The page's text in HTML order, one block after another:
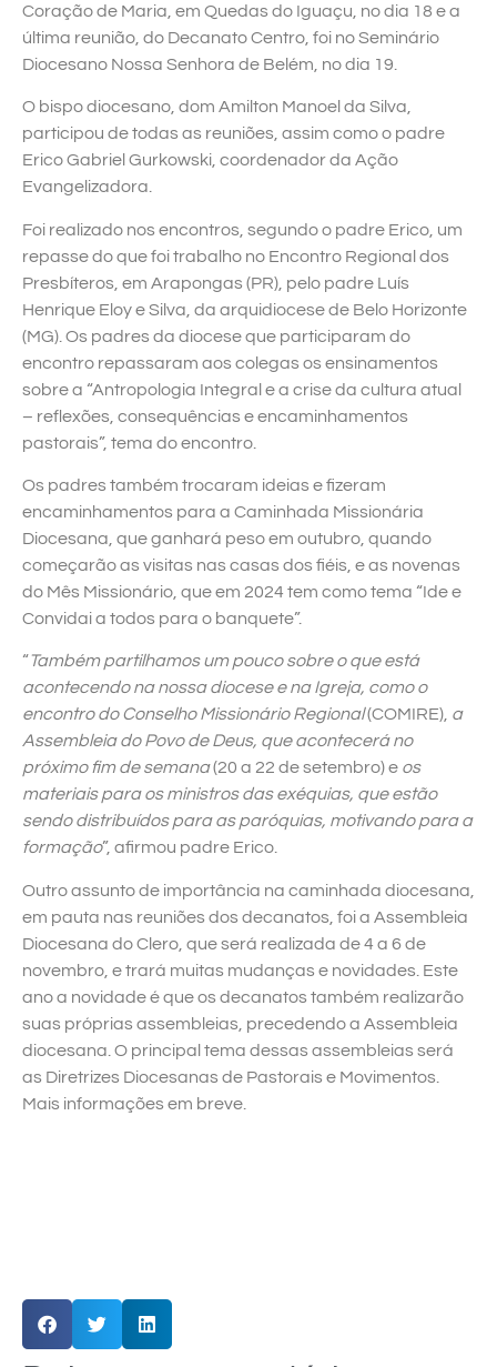
Coração de Maria, em Quedas do Iguaçu, no dia 18 e a
última reunião, do Decanato Centro, foi no Seminário
Diocesano Nossa Senhora de Belém, no dia 19.
O bispo diocesano, dom Amilton Manoel da Silva,
participou de todas as reuniões, assim como o padre
Erico Gabriel Gurkowski, coordenador da Ação
Evangelizadora.
Foi realizado nos encontros, segundo o padre Erico, um
repasse do que foi trabalho no Encontro Regional dos
Presbíteros, em Arapongas (PR), pelo padre Luís
Henrique Eloy e Silva, da arquidiocese de Belo Horizonte
(MG). Os padres da diocese que participaram do
encontro repassaram aos colegas os ensinamentos
sobre a “Antropologia Integral e a crise da cultura atual
– reflexões, consequências e encaminhamentos
pastorais”, tema do encontro.
Os padres também trocaram ideias e fizeram
encaminhamentos para a Caminhada Missionária
Diocesana, que ganhará peso em outubro, quando
começarão as visitas nas casas dos fiéis, e as novenas
do Mês Missionário, que em 2024 tem como tema “Ide e
Convidai a todos para o banquete”.
“Também partilhamos um pouco sobre o que está
acontecendo na nossa diocese e na Igreja, como o
encontro do Conselho Missionário Regional(COMIRE), a
Assembleia do Povo de Deus, que acontecerá no
próximo fim de semana(20 a 22 de setembro) e os
materiais para os ministros das exéquias, que estão
sendo distribuídos para as paróquias, motivando para a
formação”, afirmou padre Erico.
Outro assunto de importância na caminhada diocesana,
em pauta nas reuniões dos decanatos, foi a Assembleia
Diocesana do Clero, que será realizada de 4 a 6 de
novembro, e trará muitas mudanças e novidades. Este
ano a novidade é que os decanatos também realizarão
suas próprias assembleias, precedendo a Assembleia
diocesana. O principal tema dessas assembleias será
as Diretrizes Diocesanas de Pastorais e Movimentos.
Mais informações em breve.